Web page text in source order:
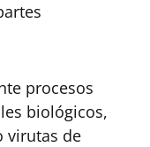
procesos
biológicos,
virutas de